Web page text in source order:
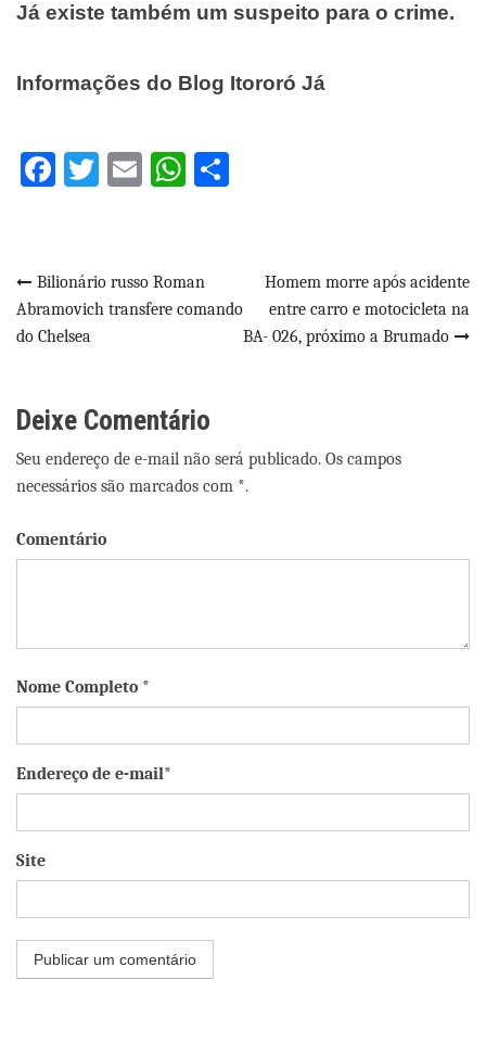
Já existe também um suspeito para o crime.
Informações do Blog Itororó Já
Facebook
Twitter
EmailWhatsApp
Navegação
de
Bilionário russo Roman
Abramovich transfere comando
do Chelsea
Homem morre após acidente
entre carro e motocicleta na
BA- 026, próximo a Brumado
Deixe Comentário
Seu endereço de e-mail não será publicado. Os campos
necessários são marcados com *.
Comentário
Nome Completo *
Endereço de e-mail*
Site